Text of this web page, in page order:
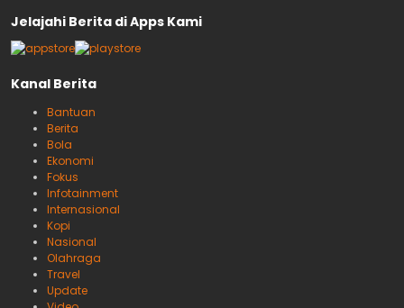
Jelajahi Berita di Apps Kami
Kanal Berita
Bantuan
Berita
Bola
Ekonomi
Fokus
Infotainment
Internasional
Kopi
Nasional
Olahraga
Travel
Update